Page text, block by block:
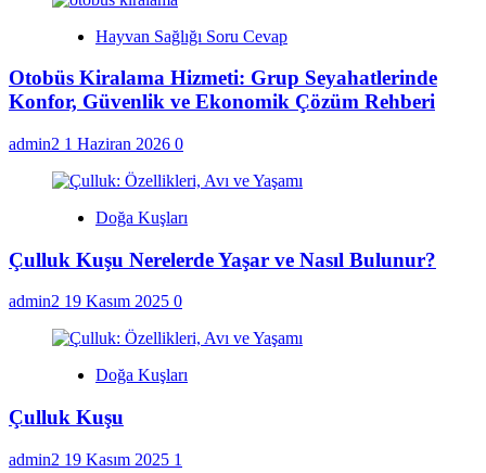
Hayvan Sağlığı Soru Cevap
Otobüs Kiralama Hizmeti: Grup Seyahatlerinde
Konfor, Güvenlik ve Ekonomik Çözüm Rehberi
admin2 1 Haziran 2026 0
Doğa Kuşları
Çulluk Kuşu Nerelerde Yaşar ve Nasıl Bulunur?
admin2 19 Kasım 2025 0
Doğa Kuşları
Çulluk Kuşu
admin2 19 Kasım 2025 1